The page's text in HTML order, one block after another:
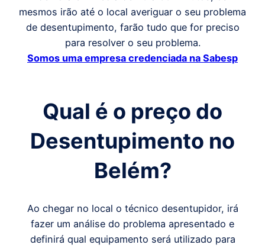
mesmos irão até o local averiguar o seu problema
de desentupimento, farão tudo que for preciso
para resolver o seu problema.
Somos uma empresa credenciada na Sabesp
Qual é o preço do
Desentupimento no
Belém?
Ao chegar no local o técnico desentupidor, irá
fazer um análise do problema apresentado e
definirá qual equipamento será utilizado para